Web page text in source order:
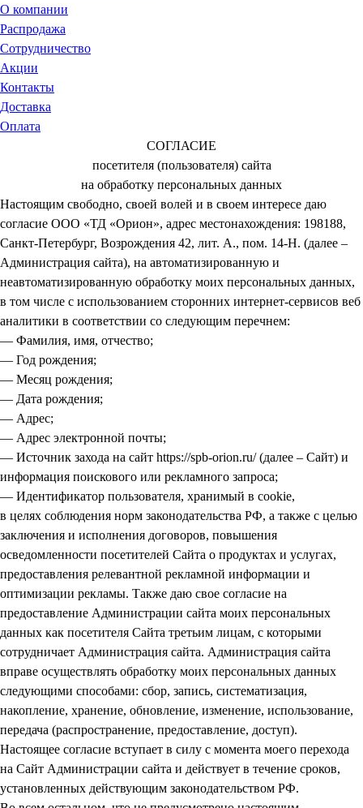
О компании
Распродажа
Сотрудничество
Акции
Контакты
Доставка
Оплата
СОГЛАСИЕ
посетителя (пользователя) сайта
на обработку персональных данных
Настоящим свободно, своей волей и в своем интересе даю
согласие ООО «ТД «Орион», адрес местонахождения: 198188,
Санкт-Петербург, Возрождения 42, лит. А., пом. 14-Н. (далее –
Администрация сайта), на автоматизированную и
неавтоматизированную обработку моих персональных данных,
в том числе с использованием сторонних интернет-сервисов веб
аналитики в соответствии со следующим перечнем:
— Фамилия, имя, отчество;
— Год рождения;
— Месяц рождения;
— Дата рождения;
— Адрес;
— Адрес электронной почты;
— Источник захода на сайт https://spb-orion.ru/ (далее – Сайт) и
информация поискового или рекламного запроса;
— Идентификатор пользователя, хранимый в cookie,
в целях соблюдения норм законодательства РФ, а также с целью
заключения и исполнения договоров, повышения
осведомленности посетителей Сайта о продуктах и услугах,
предоставления релевантной рекламной информации и
оптимизации рекламы. Также даю свое согласие на
предоставление Администрации сайта моих персональных
данных как посетителя Сайта третьим лицам, с которыми
сотрудничает Администрация сайта. Администрация сайта
вправе осуществлять обработку моих персональных данных
следующими способами: сбор, запись, систематизация,
накопление, хранение, обновление, изменение, использование,
передача (распространение, предоставление, доступ).
Настоящее согласие вступает в силу с момента моего перехода
на Сайт Администрации сайта и действует в течение сроков,
установленных действующим законодательством РФ.